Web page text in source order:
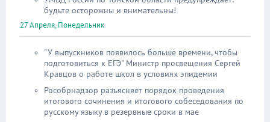
будьте осторожны и внимательны!
27 Апреля, Понедельник
"У выпускников появилось больше времени, чтобы
подготовиться к ЕГЭ" Министр просвещения Сергей
Кравцов о работе школ в условиях эпидемии
Рособрнадзор разъясняет порядок проведения
итогового сочинения и итогового собеседования по
русскому языку в резервные сроки в мае